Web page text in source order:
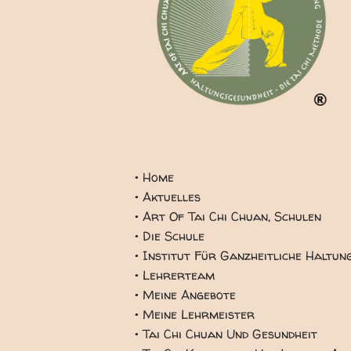
• Home
• Aktuelles
• Art Of Tai Chi Chuan, Schulen
• Die Schule
• Institut Für Ganzheitliche
• Lehrerteam
• Meine Angebote
• Meine Lehrmeister
• Tai Chi Chuan Und Gesundheit